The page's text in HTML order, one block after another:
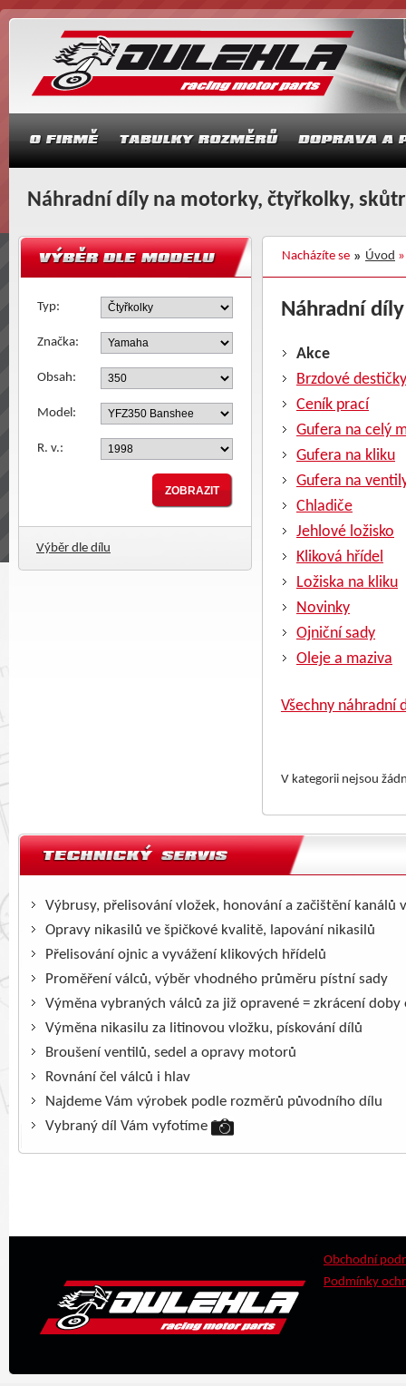
Náhradní díly na motorky, čtyřkolky,
Nacházíte se Úvod
Typ:
Značka:
Obsah:
Model:
R. v.:
Výběr dle dílu
Náhradní
Akce
Brzdové destičky
Ceník prací
Gufera na celý
Gufera na kliku
Gufera na
Chladiče
Jehlové ložisko
Kliková hřídel
Ložiska na kliku
Novinky
Ojniční sady
Oleje a maziva
Všechny náhradní
V kategorii nejsou
Výbrusy, přelisování vložek, honování a začištění kanálů
Opravy nikasilů ve špičkové kvalitě, lapování nikasilů
Přelisování ojnic a vyvážení klikových hřídelů
Proměření válců, výběr vhodného průměru pístní sady
Výměna vybraných válců za již opravené = zkrácení doby
Výměna nikasilu za litinovou vložku, pískování dílů
Broušení ventilů, sedel a opravy motorů
Rovnání čel válců i hlav
Najdeme Vám výrobek podle rozměrů původního dílu
Vybraný díl Vám vyfotíme
Obchodní
Podmínky